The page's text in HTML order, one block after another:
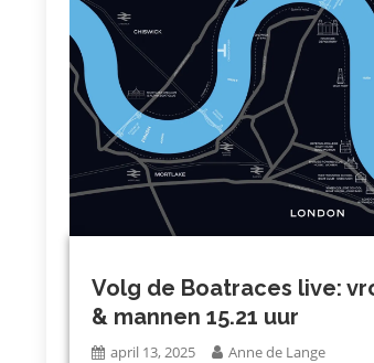
Volg de Boatraces live:
& mannen 15.21 uur
april 13, 2025 Anne de Lange